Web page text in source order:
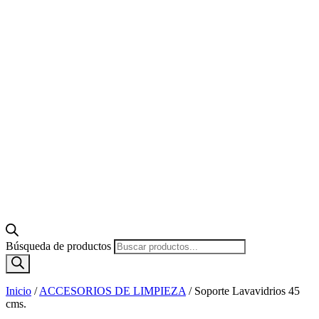
Búsqueda de productos
Inicio /ACCESORIOS DE LIMPIEZA / Soporte Lavavidrios 45
cms.